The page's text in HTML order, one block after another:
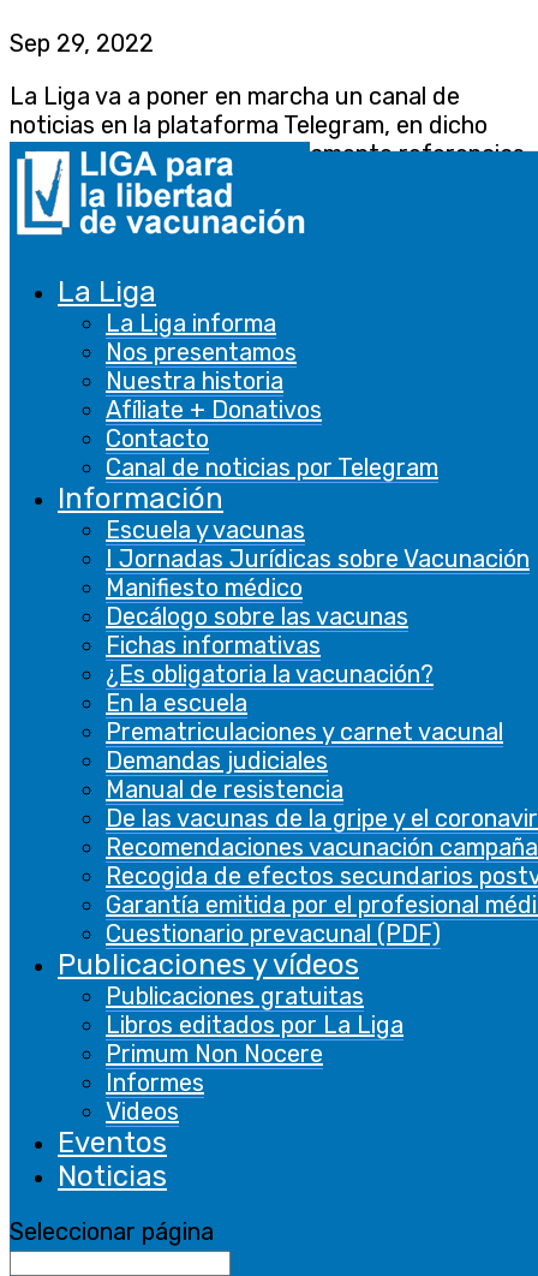
La Liga
La Liga informa
Nos presentamos
Nuestra historia
Afíliate + Donativos
Contacto
Canal de noticias por Telegram
Información
Escuela y vacunas
I Jornadas Jurídicas sobre Vacunación
Manifiesto médico
Decálogo sobre las vacunas
Fichas informativas
¿Es obligatoria la vacunación?
En la escuela
Prematriculaciones y carnet vacunal
Demandas judiciales
Manual de resistencia
De las vacunas de la gripe y el
Recomendaciones vacunación
Recogida de efectos secundarios
Garantía emitida por el profesional
Cuestionario prevacunal (PDF)
Publicaciones y vídeos
Publicaciones gratuitas
Libros editados por La Liga
Primum Non Nocere
Informes
Videos
Eventos
Noticias
Seleccionar página
Sep 29, 2022
La Liga va a poner en marcha un canal de
noticias en la plataforma Telegram, en dicho
canal se publicarán periódicamente referencias
al contenido que se comparte en la web.
Subscríbete utilizando el siguiente enlace o
escanea el código QR con tu móvil...
LIGA PARA LA LIBERTAD
DE VACUNACIÓN
N.º de inscripción en el Registro de
Asociaciones: 107.435
CONTACTA
Formulario de contacto
LEGAL
Aviso legal
Política privacidad
Política de cookies
Seguir
Seguir
En esta página web usamos cookies propias y
de terceros para recopilar información que
ayuda a optimizar su visita y nos permite
ofrecerle una mejor experiencia. No se